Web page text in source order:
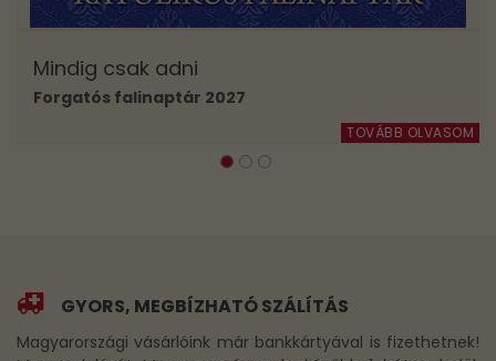
Mindig csak adni
Forgatós falinaptár 2027
TOVÁBB OLVASOM
GYORS, MEGBÍZHATÓ SZÁLÍTÁS
Magyarországi vásárlóink már bankkártyával is fizethetnek!